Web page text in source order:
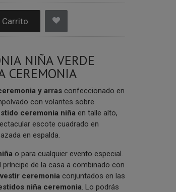
Carrito
NIÑA VERDE
CEREMONIA
y arras confeccionado en
con volantes sobre
ceremonia niñaen talle alto,
escote cuadrado en
en espalda.
o para cualquier evento especial.
príncipe de la casa a combinado con
ceremoniaconjuntados en las
niña ceremonia. Lo podrás